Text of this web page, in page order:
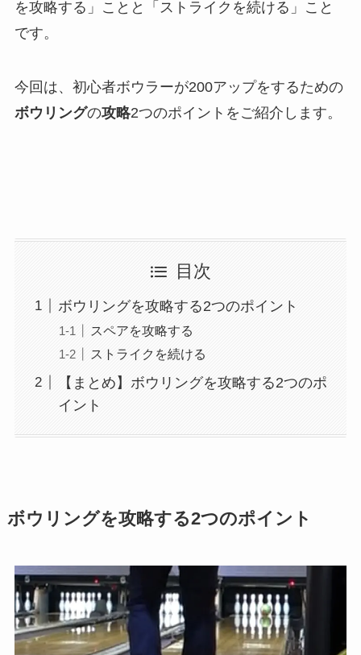
を攻略する」ことと「ストライクを続ける」こと
です。
今回は、初心者ボウラーが200アップをするための
ボウリングの攻略2つのポイントをご紹介します。
目次
ボウリングを攻略する2つのポイント
スペアを攻略する
ストライクを続ける
【まとめ】ボウリングを攻略する2つのポ
イント
ボウリングを攻略する2つのポイント